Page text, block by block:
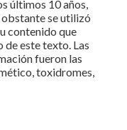
últimos 10 años,
obstante se utilizó
contenido que
este texto. Las
fueron las
toxidromes,